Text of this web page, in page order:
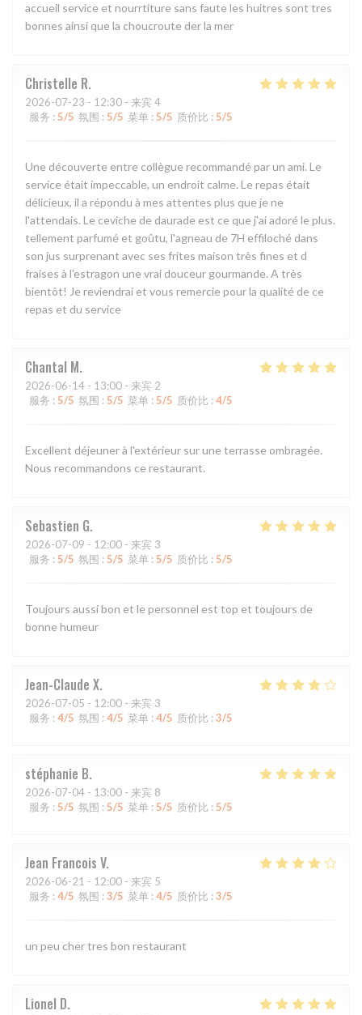
accueil service et nourrtiture sans faute les huitres sont tres
bonnes ainsi que la choucroute der la mer
Christelle R
2026-07-23 - 12:30 - 来宾 4
服务 : 5/5 氛围 : 5/5 菜单 : 5/5 质价比 : 5/5
Une découverte entre collègue recommandé par un ami. Le
service était impeccable, un endroit calme. Le repas était
délicieux, il a répondu à mes attentes plus que je ne
l'attendais. Le ceviche de daurade est ce que j'ai adoré le plus.
tellement parfumé et goûtu, l'agneau de 7H effiloché dans
son jus surprenant avec ses frites maison très fines et d
fraises à l'estragon une vrai douceur gourmande. A très
bientôt! Je reviendrai et vous remercie pour la qualité de ce
repas et du service
Chantal M
2026-06-14 - 13:00 - 来宾 2
服务 : 5/5 氛围 : 5/5 菜单 : 5/5 质价比 : 4/5
Excellent déjeuner à l'extérieur sur une terrasse ombragée.
Nous recommandons ce restaurant.
Sebastien G
2026-07-09 - 12:00 - 来宾 3
服务 : 5/5 氛围 : 5/5 菜单 : 5/5 质价比 : 5/5
Toujours aussi bon et le personnel est top et toujours de
bonne humeur
Jean-Claude X
2026-07-05 - 12:00 - 来宾 3
服务 : 4/5 氛围 : 4/5 菜单 : 4/5 质价比 : 3/5
stéphanie B
2026-07-04 - 13:00 - 来宾 8
服务 : 5/5 氛围 : 5/5 菜单 : 5/5 质价比 : 5/5
Jean Francois V
2026-06-21 - 12:00 - 来宾 5
服务 : 4/5 氛围 : 3/5 菜单 : 4/5 质价比 : 3/5
un peu cher tres bon restaurant
Lionel D